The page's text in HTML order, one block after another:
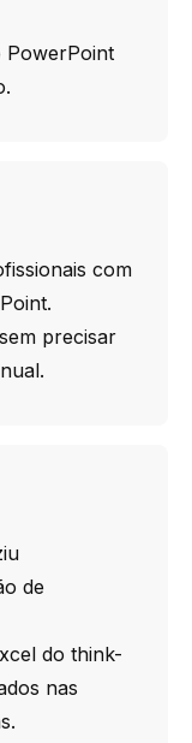
com
precisar
de
do think-
nas